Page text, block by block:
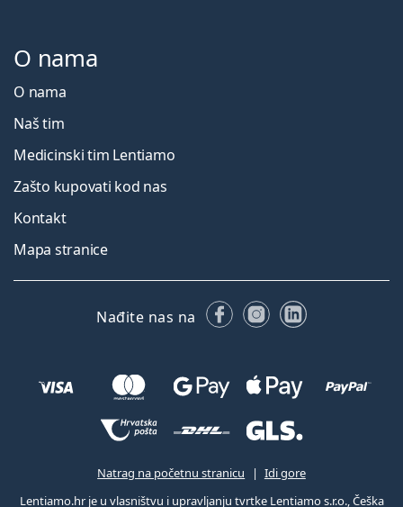
O nama
O nama
Naš tim
Medicinski tim Lentiamo
Zašto kupovati kod nas
Kontakt
Mapa stranice
Nađite nas na FacebookuInstagramu
LinkedIn
Natrag na početnu stranicu
Idi gore
Lentiamo.hr je u vlasništvu i upravljanju tvrtke Lentiamo s.r.o., Češka